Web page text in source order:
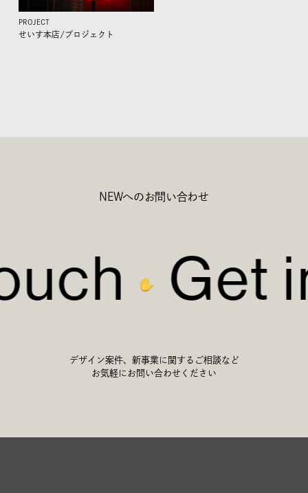
PROJECT
せいす本店/プロジェクト
NEWへのお問い合わせ
Get
デザイン案件、新事業に関するご相談など
お気軽にお問い合わせください